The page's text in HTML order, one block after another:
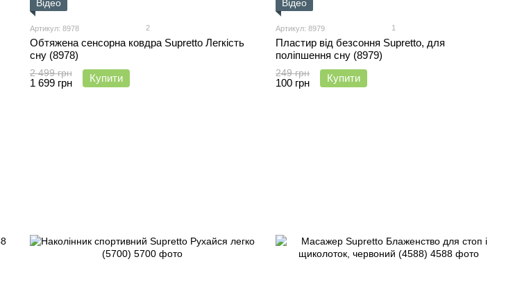
Відео
Артикул: 8978 2
Обтяжена сенсорна ковдра Supretto Легкість
сну (8978)
2 499 грн
1 699 грн Купити
Відео
Артикул: 8979 1
Пластир від безсоння Supretto, для
поліпшення сну (8979)
249 грн
100 грн Купити